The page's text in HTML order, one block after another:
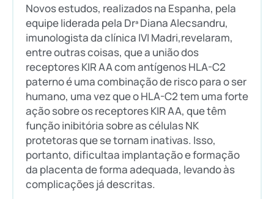
Novos estudos, realizados na Espanha, pela
equipe liderada pela Drª Diana Alecsandru,
imunologista da clínica IVI Madri,revelaram,
entre outras coisas, que a união dos
receptores KIR AA com antígenos HLA-C2
paterno é uma combinação de risco para o ser
humano, uma vez que o HLA-C2 tem uma forte
ação sobre os receptores KIR AA, que têm
função inibitória sobre as células NK
protetoras que se tornam inativas. Isso,
portanto, dificultaa implantação e formação
da placenta de forma adequada, levando às
complicações já descritas.